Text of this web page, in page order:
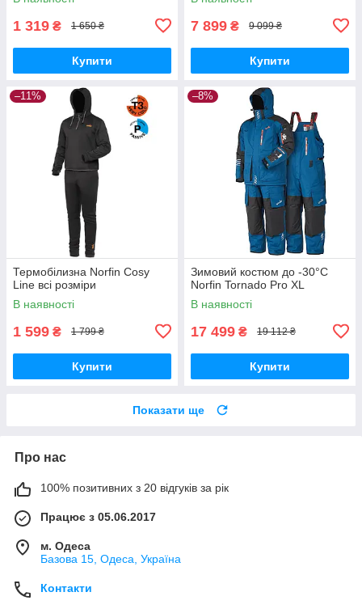
1 319 ₴ 1 650 ₴
Купити
7 899 ₴ 9 099 ₴
Купити
–11%
Термобілизна Norfin Cosy
Line всі розміри
В наявності
1 599 ₴ 1 799 ₴
Купити
–8%
Зимовий костюм до -30°C
Norfin Tornado Pro XL
В наявності
17 499 ₴ 19 112 ₴
Купити
Показати ще
Про нас
100% позитивних з 20 відгуків за рік
Працює з 05.06.2017
м. Одеса
Базова 15, Одеса, Україна
Контакти